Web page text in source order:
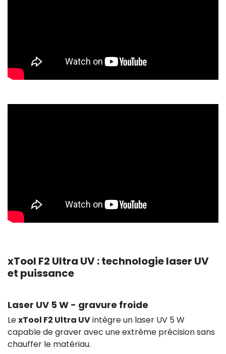
xTool F2 Ultra UV : technologie laser UV
et puissance
Laser UV 5 W - gravure froide
LexTool F2 Ultra UVintègre un laser UV 5 W
capable de graver avec une extrême précision sans
chauffer le matériau.